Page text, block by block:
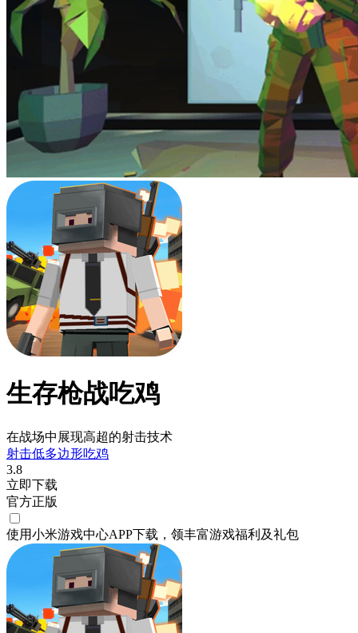
生存枪战吃鸡
在战场中展现高超的射击技术
射击低多边形吃鸡
3.8
立即下载
官方正版
使用小米游戏中心APP下载 ，领丰富游戏福利 及礼包